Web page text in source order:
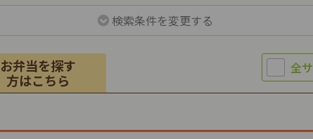
検索条件を変更する
お弁当を探す
方はこちら